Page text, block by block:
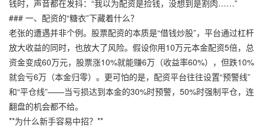
钱时，声音都在发抖：“我以为配资是捡钱，没想到是割肉……”
### 一、配资的“糖衣”下藏着什么？
老张的遭遇并非个例。股票配资的本质是“借钱炒股”，平台通过杠杆
放大收益的同时，也放大了风险。假设你用10万元本金配资5倍，总
资金变成60万元，股票涨10%就能赚6万（收益率60%），但跌10%
就会亏6万（本金归零）。更可怕的是，配资平台往往设置“预警线”
和“平仓线”——当亏损达到本金的30%时预警，50%时强制平仓，连
翻盘的机会都不给。
**为什么新手容易中招？**